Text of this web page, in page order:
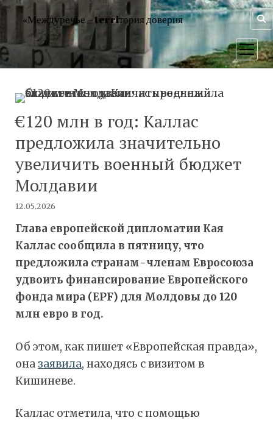
«Междуречье – terriтория доверия
меню
€120 млн в год: Каллас
предложила значительно
увеличить военный бюджет
Молдавии
12.05.2026
Глава европейской дипломатии Кая
Каллас сообщила в пятницу, что
предложила странам-членам Евросоюза
удвоить финансирование Европейского
фонда мира (EPF) для Молдовы до 120
млн евро в год.
Об этом, как пишет «Европейская правда»,
она заявила, находясь с визитом в
Кишиневе.
Каллас отметила, что с помощью